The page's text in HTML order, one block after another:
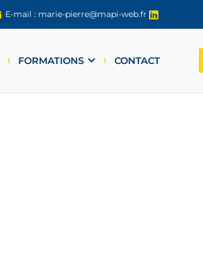
E-mail : marie-pierre@mapi-web.fr
FORMATIONS CONTACT